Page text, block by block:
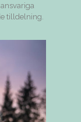
tilldelning.